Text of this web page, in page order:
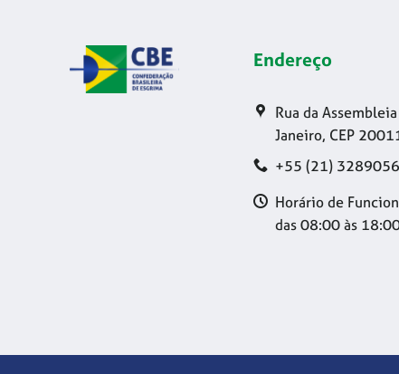
Endereço
Rua da
Janeiro, CEP
+55 (21)
Horário de
das 08:00 às